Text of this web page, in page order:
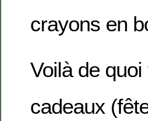
crayons en
Voilà de quoi
cadeaux